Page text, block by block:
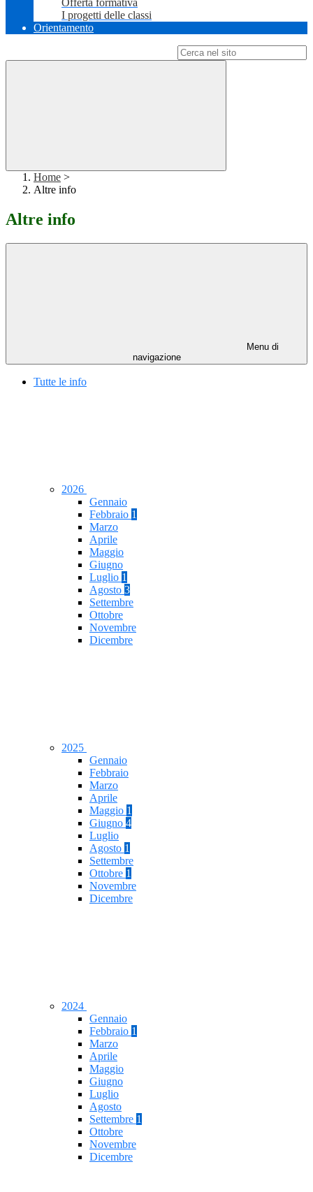
Offerta formativa
I progetti delle classi
Orientamento
Home >
Altre info
Altre info
Menu di
navigazione
Tutte le info
2026
Gennaio
Febbraio 1
Marzo
Aprile
Maggio
Giugno
Luglio 1
Agosto 3
Settembre
Ottobre
Novembre
Dicembre
2025
Gennaio
Febbraio
Marzo
Aprile
Maggio 1
Giugno 4
Luglio
Agosto 1
Settembre
Ottobre 1
Novembre
Dicembre
2024
Gennaio
Febbraio 1
Marzo
Aprile
Maggio
Giugno
Luglio
Agosto
Settembre 1
Ottobre
Novembre
Dicembre